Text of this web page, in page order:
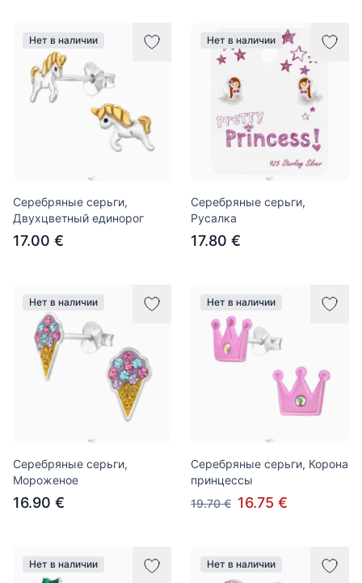
Нет в наличии
Серебряные серьги,
Двухцветный единорог
17.00 €
Нет в наличии
Серебряные серьги,
Русалка
17.80 €
Нет в наличии
Серебряные серьги,
Мороженое
16.90 €
Нет в наличии
Серебряные серьги, Корона
принцессы
19.70 € 16.75 €
Нет в наличии Нет в наличии